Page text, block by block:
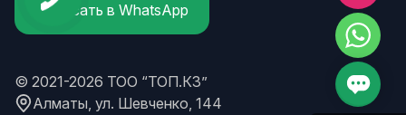
Написать в WhatsApp
© 2021-2026 ТОО “ТОП.КЗ”
Алматы, ул. Шевченко, 144